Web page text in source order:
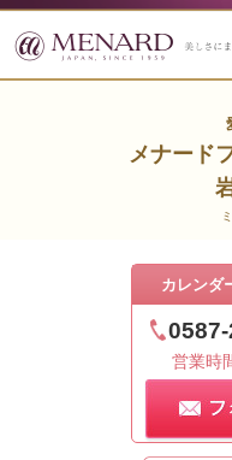
メナード
カレンダ
営業時